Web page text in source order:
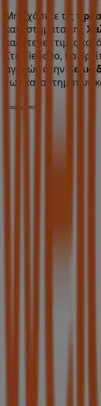
Μην χάσετε τις
καταστήματα της
καλύτερες τιμές
Στο Tiendeo, θα
αγορών στην
των καταστημάτων
Διαφημίσεις